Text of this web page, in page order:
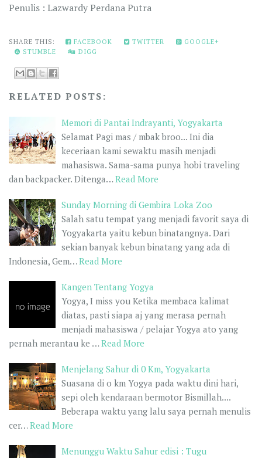
Penulis : Lazwardy Perdana Putra
SHARE THIS: FACEBOOK TWITTER
GOOGLE+
STUMBLE
DIGG
RELATED POSTS:
Memori di Pantai Indrayanti, Yogyakarta
Selamat Pagi mas / mbak broo... Ini dia
keceriaan kami sewaktu masih menjadi
mahasiswa. Sama-sama punya hobi traveling
dan backpacker. Ditenga… Read More
Sunday Morning di Gembira Loka Zoo
Salah satu tempat yang menjadi favorit saya di
Yogyakarta yaitu kebun binatangnya. Dari
sekian banyak kebun binatang yang ada di
Indonesia, Gem… Read More
Kangen Tentang Yogya
Yogya, I miss you Ketika membaca kalimat
diatas, pasti siapa aj yang merasa pernah
menjadi mahasiswa / pelajar Yogya ato yang
pernah merantau ke … Read More
Menjelang Sahur di 0 Km, Yogyakarta
Suasana di o km Yogya pada waktu dini hari,
sepi oleh kendaraan bermotor Bismillah....
Beberapa waktu yang lalu saya pernah menulis
cer… Read More
Menunggu Waktu Sahur edisi : Tugu